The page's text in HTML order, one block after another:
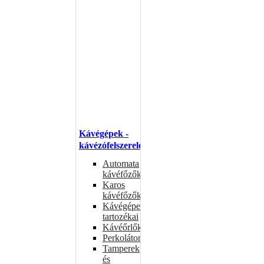
Kávégépek -
kávézófelszerelés
Automata
kávéfőzők
Karos
kávéfőzők
Kávégépek
tartozékai
Kávéőrlők
Perkolátorok
Tamperek
és